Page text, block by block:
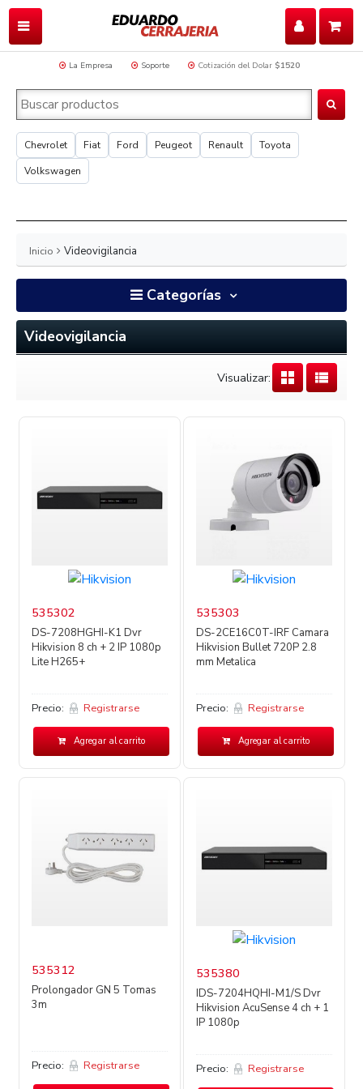
La Empresa Soporte Cotización del Dolar $1520
Chevrolet Fiat Ford Peugeot Renault
Toyota
Volkswagen
Inicio Videovigilancia
Categorías
Videovigilancia
Visualizar:
535302
DS-7208HGHI-K1 Dvr
Hikvision 8 ch + 2 IP 1080p
Lite H265+
Precio: Registrarse
Agregar al carrito
535303
DS-2CE16C0T-IRF Camara
Hikvision Bullet 720P 2.8
mm Metalica
Precio: Registrarse
Agregar al carrito
535312
Prolongador GN 5 Tomas
3m
Precio: Registrarse
535380
IDS-7204HQHI-M1/S Dvr
Hikvision AcuSense 4 ch + 1
IP 1080p
Precio: Registrarse